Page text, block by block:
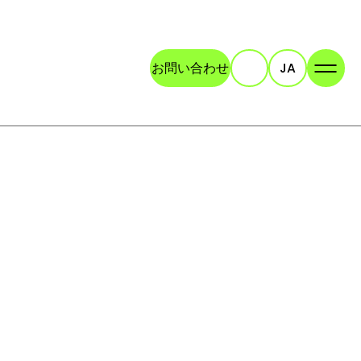
お問い合わせ 検索JA